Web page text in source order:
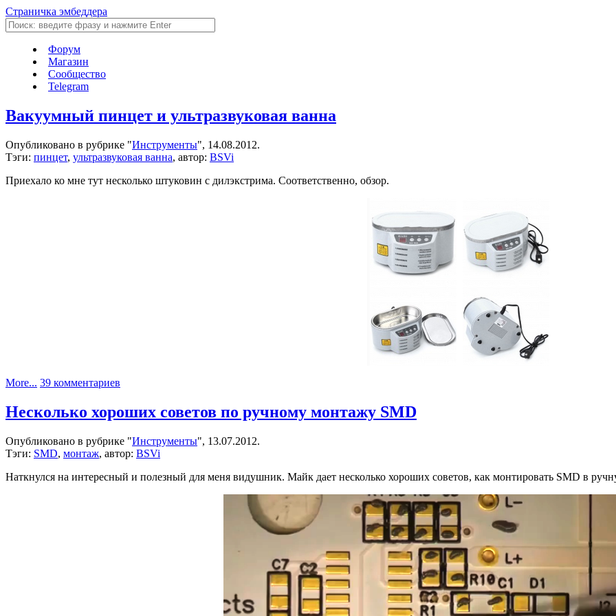
Страничка эмбеддера
Форум
Магазин
Сообщество
Telegram
Вакуумный пинцет и ультразвуковая ванна
Опубликовано в рубрике "Инструменты", 14.08.2012.
Тэги: пинцет, ультразвуковая ванна, автор: BSVi
Приехало ко мне тут несколько штуковин с дилэкстрима. Соответственно, обзор.
More... 39 комментариев
пинцет
ультразвуковая
ванна
Несколько хороших советов по ручному монтажу SMD
Опубликовано в рубрике "Инструменты", 13.07.2012.
Тэги: SMD, монтаж, автор: BSVi
Наткнулся на интересный и полезный для меня видушник. Майк дает несколько хороших советов, как монтировать SMD в